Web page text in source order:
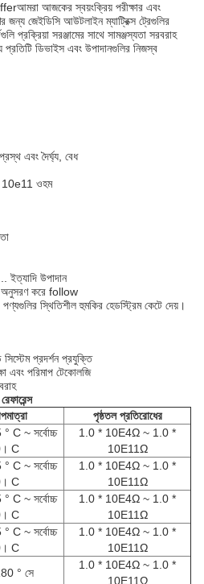
আজকের স্বয়ংক্রিয় পরীক্ষার এবং
জন্য জেইডিসি আউটলাইন ম্যাট্রিক্স ট্রেগুলির
প্রক্রিয়া সরঞ্জামের সাথে সামঞ্জস্যতা সরবরাহ
ডিভাইস এবং উপাদানগুলির নিজস্ব
এবং দৈর্ঘ্য, বেধ
10e11 ওহম
উপাদান
অনুসরণ করে follow
স্থিতিশীল হুমকির হেডস্ট্রিম কেটে দেয়।
সিস্টেম প্রদর্শন প্রযুক্তি
এবং পরিমাপ টেকোলজি
পৃষ্ঠতল প্রতিরোধের
C ~ সর্বোচ্চ
C
1.0 * 10E4Ω ~ 1.0 *
10E11Ω
C ~ সর্বোচ্চ
C
1.0 * 10E4Ω ~ 1.0 *
10E11Ω
C ~ সর্বোচ্চ
C
1.0 * 10E4Ω ~ 1.0 *
10E11Ω
C ~ সর্বোচ্চ
C
1.0 * 10E4Ω ~ 1.0 *
10E11Ω
° সে
1.0 * 10E4Ω ~ 1.0 *
10E11Ω